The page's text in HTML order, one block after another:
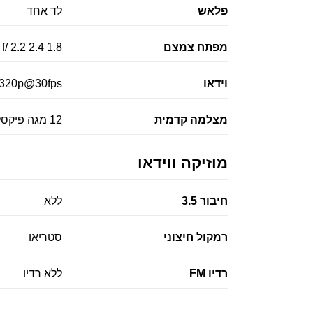
פלאש לד אחד
מפתח צמצם 1.8 2.4 2.2 /f
וידאו
מצלמה קדמית 12 מגה פיקסל
מוזיקה ווידאו
חיבור 3.5 ללא
רמקול חיצוני סטריאו
רדיו FM ללא רדיו